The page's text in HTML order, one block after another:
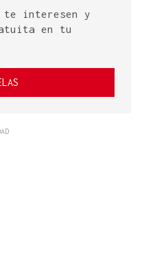
te interesen y
en tu